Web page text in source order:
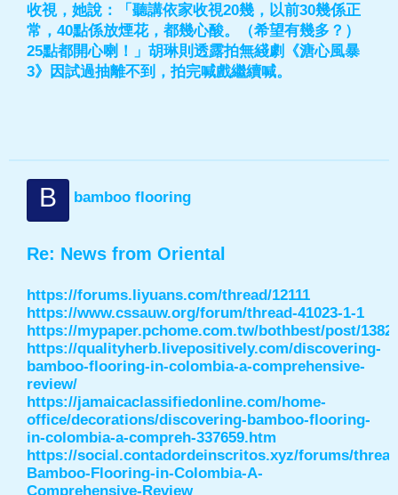
收視，她說：「聽講依家收視20幾，以前30幾係正
常，40點係放煙花，都幾心酸。（希望有幾多？）
25點都開心喇！」胡琳則透露拍無綫劇《溏心風暴
3》因試過抽離不到，拍完喊戲繼續喊。
B bamboo flooring
Re: News from Oriental
https://forums.liyuans.com/thread/12111
https://www.cssauw.org/forum/thread-41023-1-1
https://mypaper.pchome.com.tw/bothbest/post/
https://qualityherb.livepositively.com/discovering-
bamboo-flooring-in-colombia-a-comprehensive-
review/
https://jamaicaclassifiedonline.com/home-
office/decorations/discovering-bamboo-flooring-
in-colombia-a-compreh-337659.htm
https://social.contadordeinscritos.xyz/forums/
Bamboo-Flooring-in-Colombia-A-
Comprehensive-Review